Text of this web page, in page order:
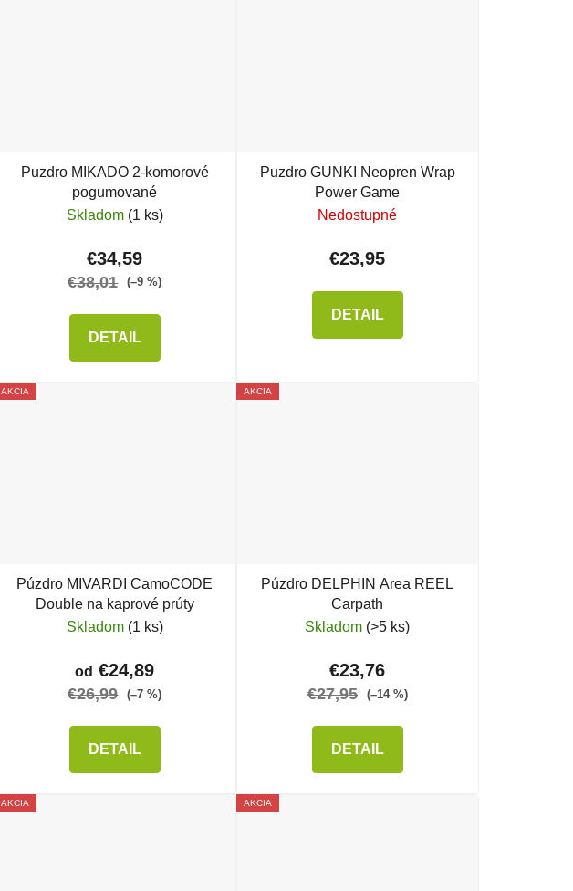
Puzdro MIKADO 2-komorové
pogumované
Skladom (1 ks)
€34,59
€38,01 (–9 %)
DETAIL
Puzdro GUNKI Neopren Wrap
Power Game
Nedostupné
€23,95
DETAIL
AKCIA
Púzdro MIVARDI CamoCODE
Double na kaprové prúty
Skladom (1 ks)
od €24,89
€26,99 (–7 %)
DETAIL
AKCIA
Púzdro DELPHIN Area REEL
Carpath
Skladom (>5 ks)
€23,76
€27,95 (–14 %)
DETAIL
AKCIA AKCIA